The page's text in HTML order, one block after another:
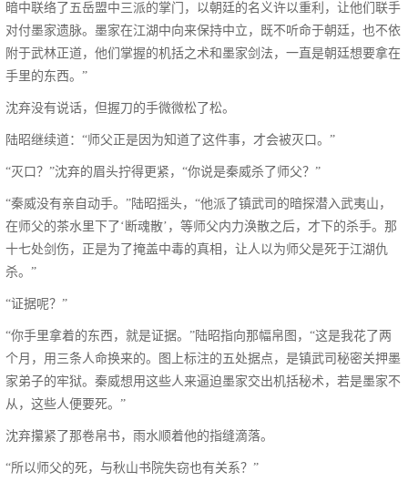
暗中联络了五岳盟中三派的掌门，以朝廷的名义许以重利，让他们联手
对付墨家遗脉。墨家在江湖中向来保持中立，既不听命于朝廷，也不依
附于武林正道，他们掌握的机括之术和墨家剑法，一直是朝廷想要拿在
手里的东西。”
沈弃没有说话，但握刀的手微微松了松。
陆昭继续道：“师父正是因为知道了这件事，才会被灭口。”
“灭口？”沈弃的眉头拧得更紧，“你说是秦威杀了师父？”
“秦威没有亲自动手。”陆昭摇头，“他派了镇武司的暗探潜入武夷山，
在师父的茶水里下了‘断魂散’，等师父内力涣散之后，才下的杀手。那
十七处剑伤，正是为了掩盖中毒的真相，让人以为师父是死于江湖仇
杀。”
“证据呢？”
“你手里拿着的东西，就是证据。”陆昭指向那幅帛图，“这是我花了两
个月，用三条人命换来的。图上标注的五处据点，是镇武司秘密关押墨
家弟子的牢狱。秦威想用这些人来逼迫墨家交出机括秘术，若是墨家不
从，这些人便要死。”
沈弃攥紧了那卷帛书，雨水顺着他的指缝滴落。
“所以师父的死，与秋山书院失窃也有关系？”